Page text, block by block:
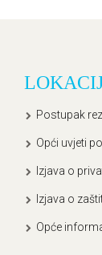
Postupak
Opći uvjeti
Izjava o
Izjava o
Opće